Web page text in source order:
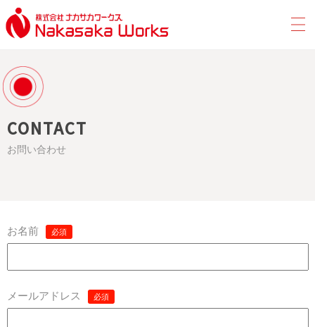
CONTACT
お問い合わせ
お名前 必須
メールアドレス 必須